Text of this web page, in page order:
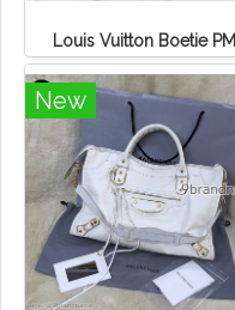
Louis Vuitton Boetie PM
New